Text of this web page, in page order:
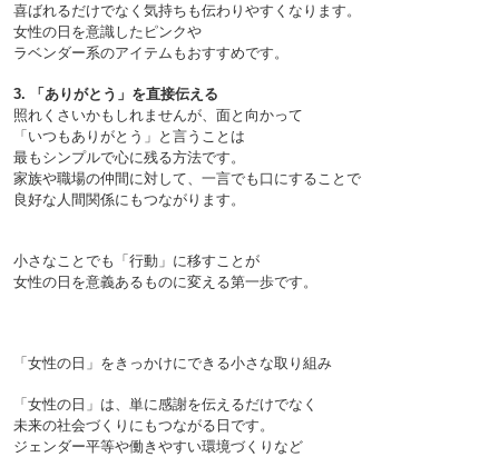
喜ばれるだけでなく気持ちも伝わりやすくなります。
女性の日を意識したピンクや
ラベンダー系のアイテムもおすすめです。
3. 「ありがとう」を直接伝える
照れくさいかもしれませんが、面と向かって
「いつもありがとう」と言うことは
最もシンプルで心に残る方法です。
家族や職場の仲間に対して、一言でも口にすることで
良好な人間関係にもつながります。
小さなことでも「行動」に移すことが
女性の日を意義あるものに変える第一歩です。
「女性の日」をきっかけにできる小さな取り組み
「女性の日」は、単に感謝を伝えるだけでなく
未来の社会づくりにもつながる日です。
ジェンダー平等や働きやすい環境づくりなど